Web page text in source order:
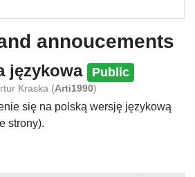
annoucements
językowa Public
Kraska (Arti1990)
się na polską wersję językową
strony).